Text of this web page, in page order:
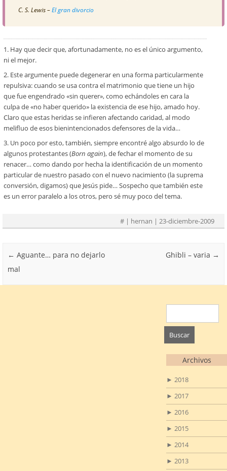
C. S. Lewis – El gran divorcio
1. Hay que decir que, afortunadamente, no es el único argumento,
ni el mejor.
2. Este argumente puede degenerar en una forma particularmente
repulsiva: cuando se usa contra el matrimonio que tiene un hijo
que fue engendrado «sin querer», como echándoles en cara la
culpa de «no haber querido» la existencia de ese hijo, amado hoy.
Claro que estas heridas se infieren afectando caridad, al modo
melifluo de esos bienintencionados defensores de la vida…
3. Un poco por esto, también, siempre encontré algo absurdo lo de
algunos protestantes (Born again), de fechar el momento de su
renacer… como dando por hecha la identificación de un momento
particular de nuestro pasado con el nuevo nacimiento (la suprema
conversión, digamos) que Jesús pide… Sospecho que también este
es un error paralelo a los otros, pero sé muy poco del tema.
# | hernan | 23-diciembre-2009
Post navigation
← Aguante… para no dejarlo
mal
Ghibli – varia →
Archivos
► 2018
► 2017
► 2016
► 2015
► 2014
► 2013